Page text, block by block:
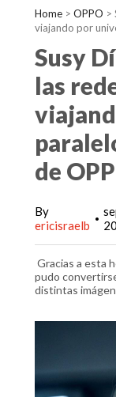
Home > OPPO >
viajando por
Susy
las
de
By
ericisraelb
•
Gracias a esta
pudo
distintas